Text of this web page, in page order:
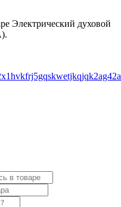
Электрический духовой